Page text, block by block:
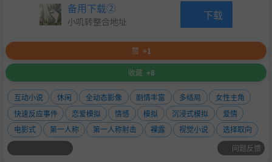
角色多样，贴合人设
五位高颜值女主不同人设性格和外貌特点，总有一款满足
更有多种隐藏成就，解锁精彩美女写真、限定公开视频、彩
蛋故事线……等待您的探索。
备用下载②
小叽转整合地址 下载
赞 +1
收藏 +8
互动小说 休闲 全动态影像 剧情丰富 多结局
女性主角
快速反应事件
恋爱模拟 情感 模拟 沉浸式模拟
爱情
电影式
第一人称 第一人称射击 裸露 视觉小说
选择取向
问题反馈